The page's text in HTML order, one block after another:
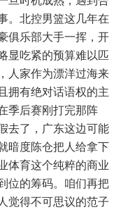
。北控男篮这几年在
俱乐部大手一挥，开
显吃紧的预算难以匹
人家作为漂洋过海来
拥有绝对话语权的主
季后赛刚打完那阵
去了，广东这边可能
暗度陈仓把人给拿下
体育这个纯粹的商业
位的筹码。咱们再把
觉得不可思议的范子